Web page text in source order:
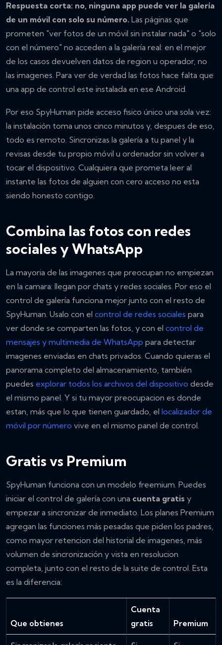
Respuesta corta: no, ninguna app puede ver la galería
de un móvil con solo su número. Las páginas que
prometen "ver fotos de un móvil sin instalar nada" o "solo
con el número" no acceden a la galería real: en el mejor
de los casos devuelven datos de region u operador, no
las imagenes. Para ver de verdad las fotos hace falta que
una app de control este instalada en ese Android.
Por eso SpyHuman pide acceso fisico único una sola vez:
la instalación toma unos cinco minutos y, despues de eso,
todo es remoto. Sincronizas la galería a tu panel y la
revisas desde tu propio móvil u ordenador sin volver a
tocar el dispositivo. Cualquiera que prometa leer al
instante las fotos de alguien con cero acceso no esta
siendo honesto contigo.
Combina las fotos con redes
sociales y WhatsApp
La mayoria de las imagenes que preocupan no empiezan
en la camara: llegan por chats y redes sociales. Por eso el
control de galería funciona mejor junto con el resto de
SpyHuman. Usalo con el control de redes sociales para
ver donde se comparten las fotos, y con el control de
mensajes y multimedia de WhatsApp para detectar
imagenes enviadas en chats privados. Cuando quieras el
panorama completo del almacenamiento, también
puedes explorar todos los archivos del dispositivo desde
el mismo panel. Y si tu mayor preocupacion es donde
estan, más que lo que tienen guardado, el localizador de
móvil por número vive en el mismo panel de control.
Gratis vs Premium
SpyHuman funciona con un modelo freemium. Puedes
iniciar el control de galería con una cuenta gratis y
empezar a sincronizar de inmediato. Los planes Premium
agregan las funciones más pesadas que piden los padres,
como mayor retencion del historial de imagenes, más
volumen de sincronización y vista en resolucion
completa, junto con el resto de la suite de control. Esta
es la diferencia:
Que obtienes
Cuenta
gratis
Premium